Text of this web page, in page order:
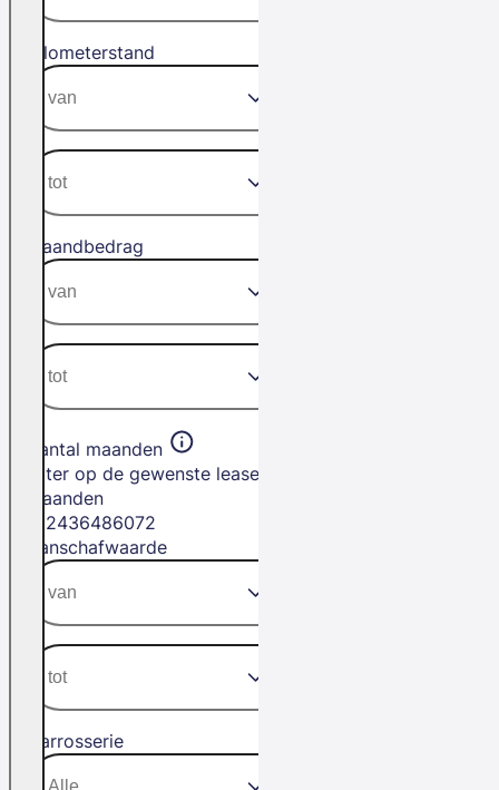
Kilometerstand
Maandbedrag
Aantal maanden
Filter op de gewenste leasetermijn in
maanden
2436486072
Aanschafwaarde
Carrosserie